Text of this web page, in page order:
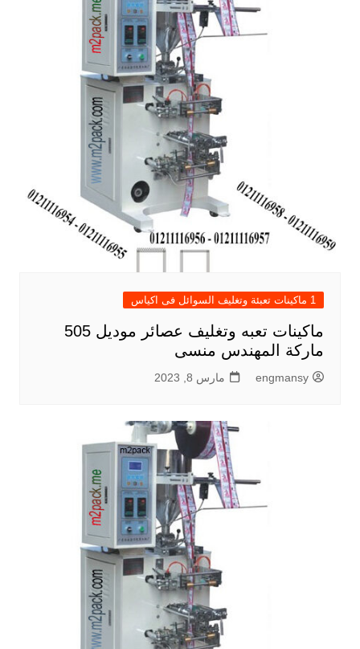
1 ماكينات تعبئة وتغليف السوائل فى اكياس
ماكينات تعبه وتغليف عصائر موديل 505
ماركة المهندس منسى
engmansy مارس 8, 2023